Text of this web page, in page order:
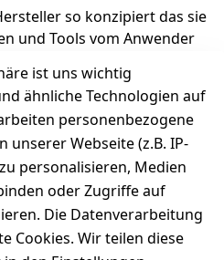
so konzipiert das sie
und Tools vom Anwender
ist uns wichtig
ähnliche Technologien auf
personenbezogene
unserer Webseite (z.B. IP-
personalisieren, Medien
oder Zugriffe auf
Die Datenverarbeitung
Cookies. Wir teilen diese
Support
Hersteller
Zahlung
und
Versand